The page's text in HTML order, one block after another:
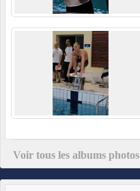
Voir tous les albums photos